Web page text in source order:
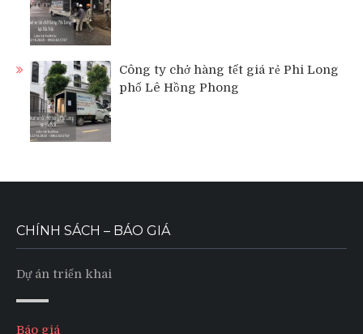
Công ty chở hàng tết giá rẻ Phi Long
phố Lê Hồng Phong
CHÍNH SÁCH – BÁO GIÁ
Dự án triển khai
Báo giá